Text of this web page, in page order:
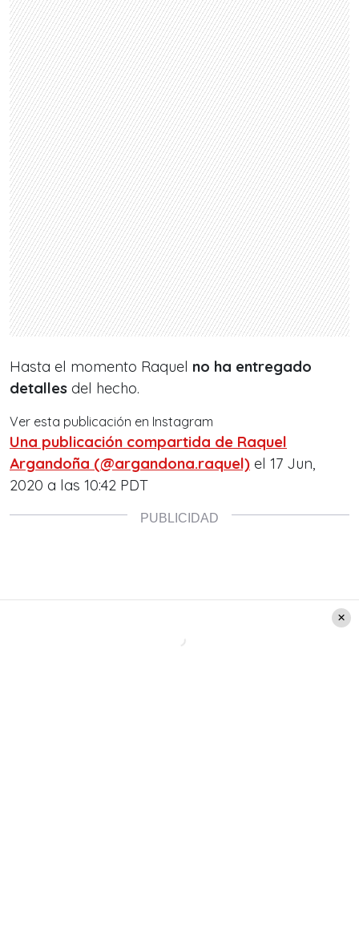
Hasta el momento Raquel no ha entregado
detalles del hecho.
Ver esta publicación en Instagram
Una publicación compartida de Raquel
Argandoña (@argandona.raquel) el 17 Jun,
2020 a las 10:42 PDT